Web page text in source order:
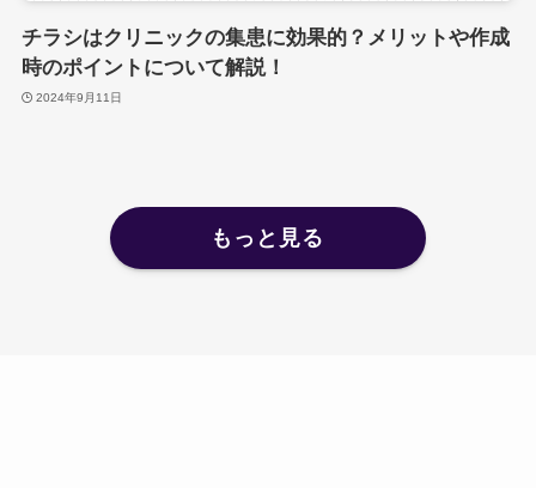
チラシはクリニックの集患に効果的？メリットや作成
時のポイントについて解説！
2024年9月11日
もっと見る